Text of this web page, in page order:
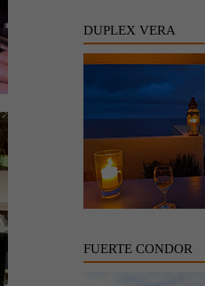
DUPLEX VERA
FUERTE CONDOR